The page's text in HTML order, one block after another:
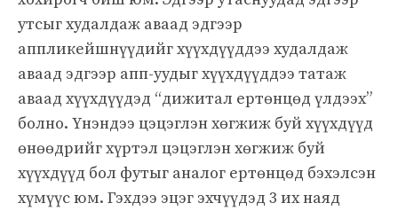
утсыг худалдаж аваад эдгээр
аппликейшнүүдийг хүүхдүүддээ худалдаж
аваад эдгээр апп-уудыг хүүхдүүддээ татаж
аваад хүүхдүүдэд “дижитал ертөнцөд үлдээх”
болно. Үнэндээ цэцэглэн хөгжиж буй хүүхдүүд
өнөөдрийг хүртэл цэцэглэн хөгжиж буй
хүүхдүүд бол футыг аналог ертөнцөд бэхэлсэн
хүмүүс юм. Гэхдээ эцэг эхчүүдэд 3 их наяд